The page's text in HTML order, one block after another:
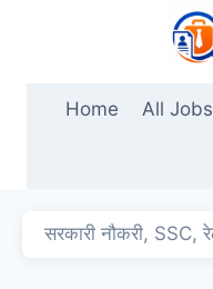
Home
All Jobs